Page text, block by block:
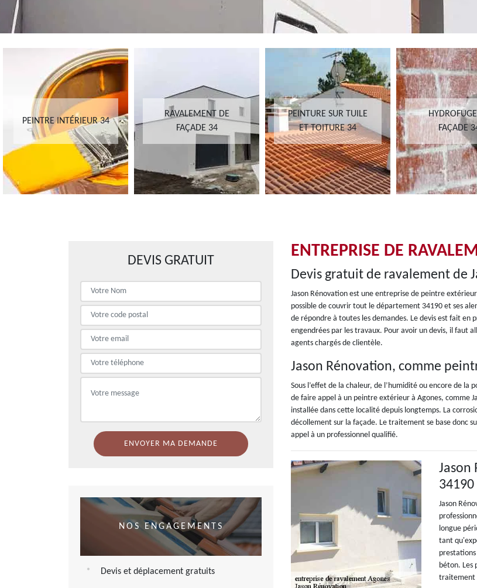
PEINTRE INTÉRIEUR 34
RAVALEMENT DE
FAÇADE 34
PEINTURE SUR TUILE
ET TOITURE 34
FAÇADE
DEVIS GRATUIT
NOS ENGAGEMENTS
Devis et déplacement gratuits
ENTREPRISE DE
Devis gratuit de ravalement de
Jason Rénovation est une entreprise de peintre
possible de couvrir tout le département 34190 et ses
de répondre à toutes les demandes. Le devis est fait
engendrées par les travaux. Pour avoir un devis, il faut
agents chargés de clientèle.
Jason Rénovation, comme
Sous l’effet de la chaleur, de l’humidité ou encore de
de faire appel à un peintre extérieur à Agones, comme
installée dans cette localité depuis longtemps. La
décollement sur la façade. Le traitement se base donc
appel à un professionnel qualifié.
Jason
34190
Jason
longue
tant
prestations
béton. Les
traitement